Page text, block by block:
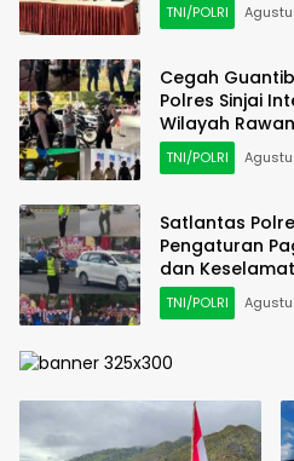
TNI/POLRI
Cegah
Polres Sinjai
Wilayah
TNI/POLRI
Satlantas
Pengaturan
dan
TNI/POLRI